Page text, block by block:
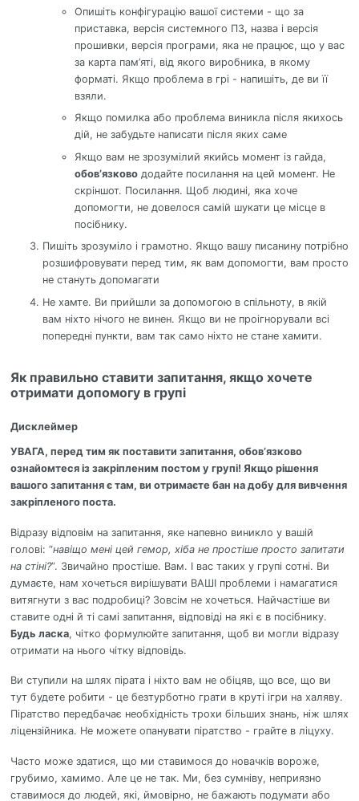
Опишіть конфігурацію вашої системи - що за
приставка, версія системного ПЗ, назва і версія
прошивки, версія програми, яка не працює, що у вас
за карта пам’яті, від якого виробника, в якому
форматі. Якщо проблема в грі - напишіть, де ви її
взяли.
Якщо помилка або проблема виникла після якихось
дій, не забудьте написати після яких саме
Якщо вам не зрозумілий якийсь момент із гайда,
обов’язковододайте посилання на цей момент. Не
скріншот. Посилання. Щоб людині, яка хоче
допомогти, не довелося самій шукати це місце в
посібнику.
Пишіть зрозуміло і грамотно. Якщо вашу писанину потрібно
розшифровувати перед тим, як вам допомогти, вам просто
не стануть допомагати
Не хамте. Ви прийшли за допомогою в спільноту, в якій
вам ніхто нічого не винен. Якщо ви не проігнорували всі
попередні пункти, вам так само ніхто не стане хамити.
Як правильно ставити запитання, якщо хочете
отримати допомогу в групі
Дисклеймер
УВАГА, перед тим як поставити запитання, обов’язково
ознайомтеся із закріпленим постом у групі! Якщо рішення
вашого запитання є там, ви отримаєте бан на добу для вивчення
закріпленого поста.
Відразу відповім на запитання, яке напевно виникло у вашій
голові: “навіщо мені цей гемор, хіба не простіше просто запитати
на стіні?”. Звичайно простіше. Вам. І вас таких у групі сотні. Ви
думаєте, нам хочеться вирішувати ВАШІ проблеми і намагатися
витягнути з вас подробиці? Зовсім не хочеться. Найчастіше ви
ставите одні й ті самі запитання, відповіді на які є в посібнику.
Будь ласка, чітко формулюйте запитання, щоб ви могли відразу
отримати на нього чітку відповідь.
Ви ступили на шлях пірата і ніхто вам не обіцяв, що все, що ви
тут будете робити - це безтурботно грати в круті ігри на халяву.
Піратство передбачає необхідність трохи більших знань, ніж шлях
ліцензійника. Не можете опанувати піратство - грайте в ліцуху.
Часто може здатися, що ми ставимося до новачків вороже,
грубимо, хамимо. Але це не так. Ми, без сумніву, неприязно
ставимося до людей, які, ймовірно, не бажають подумати або